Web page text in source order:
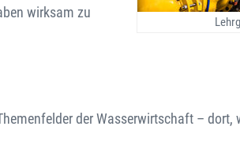
wirksam zu
der Wasserwirtschaft – dort,